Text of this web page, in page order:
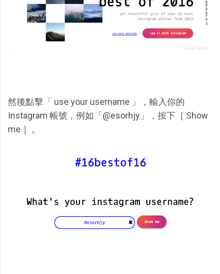
然後點擊「 use your username 」，輸入你的
Instagram 帳號，例如「@esorhjy」，按下［ Show
me ］。